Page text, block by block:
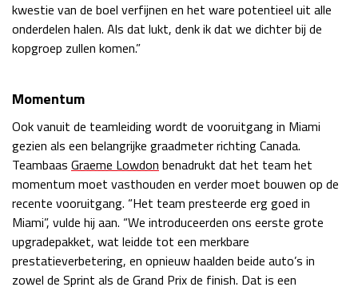
kwestie van de boel verfijnen en het ware potentieel uit alle
onderdelen halen. Als dat lukt, denk ik dat we dichter bij de
kopgroep zullen komen.”
Momentum
Ook vanuit de teamleiding wordt de vooruitgang in Miami
gezien als een belangrijke graadmeter richting Canada.
Teambaas Graeme Lowdon benadrukt dat het team het
momentum moet vasthouden en verder moet bouwen op de
recente vooruitgang. “Het team presteerde erg goed in
Miami”, vulde hij aan. “We introduceerden ons eerste grote
upgradepakket, wat leidde tot een merkbare
prestatieverbetering, en opnieuw haalden beide auto’s in
zowel de Sprint als de Grand Prix de finish. Dat is een